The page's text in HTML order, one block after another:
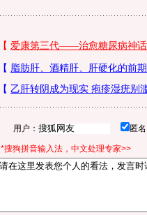
用户： 匿
*搜狗拼音输入法，中文处理专家>>